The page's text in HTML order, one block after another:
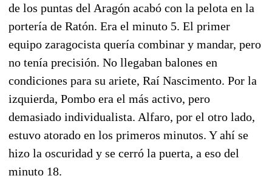
de los puntas del Aragón acabó con la pelota en la
portería de Ratón. Era el minuto 5. El primer
equipo zaragocista quería combinar y mandar, pero
no tenía precisión. No llegaban balones en
condiciones para su ariete, Raí Nascimento. Por la
izquierda, Pombo era el más activo, pero
demasiado individualista. Alfaro, por el otro lado,
estuvo atorado en los primeros minutos. Y ahí se
hizo la oscuridad y se cerró la puerta, a eso del
minuto 18.